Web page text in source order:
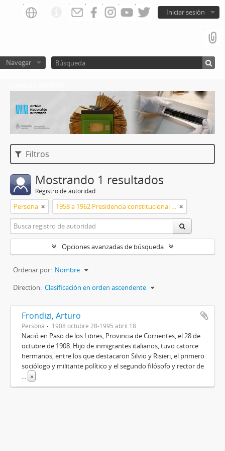
Iniciar sesión
Navegar
Filtros
Mostrando 1 resultados
Registro de autoridad
Persona 1958 a 1962 Presidencia constitucional de Arturo Frondizi
Opciones avanzadas de búsqueda
Ordenar por: Nombre
Direction: Clasificación en orden ascendente
Frondizi, Arturo
Persona 1908 octubre 28-1995 abril 18
Nació en Paso de los Libres, Provincia de Corrientes, el 28 de
octubre de 1908. Hijo de inmigrantes italianos, tuvo catorce
hermanos, entre los que destacaron Silvio y Risieri, el primero
sociólogo y militante político y el segundo filósofo y rector de
... »